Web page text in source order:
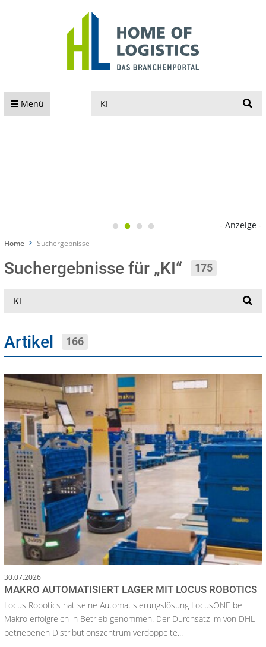
Menü
- Anzeige -
Home Suchergebnisse
Suchergebnisse für „KI“ 175
Artikel 166
30.07.2026
MAKRO AUTOMATISIERT LAGER MIT LOCUS ROBOTICS
Locus Robotics hat seine Automatisierungslösung LocusONE bei
Makro erfolgreich in Betrieb genommen. Der Durchsatz im von DHL
betriebenen Distributionszentrum verdoppelte...